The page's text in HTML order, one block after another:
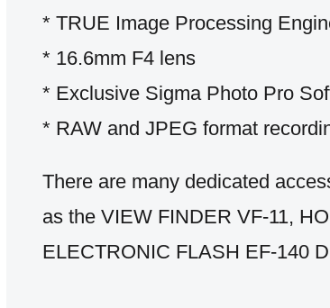
* TRUE Image Processing
* 16.6mm F4 lens
* Exclusive Sigma Photo Pro
* RAW and JPEG format
There are many dedicated
as the VIEW FINDER VF-11,
ELECTRONIC FLASH EF-140